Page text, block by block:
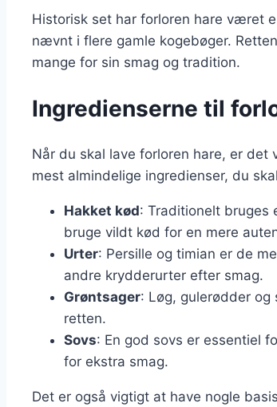
Historisk set har forloren hare været
nævnt i flere gamle kogebøger.
mange for sin smag og tradition.
Ingredienserne til
Når du skal lave forloren hare, er
mest almindelige ingredienser, du
Hakket kød: Traditionelt bruges
bruge vildt kød for en mere
Urter: Persille og timian er de
andre krydderurter efter smag.
Grøntsager: Løg, gulerødder
retten.
Sovs: En god sovs er essentiel
for ekstra smag.
Det er også vigtigt at have nogle